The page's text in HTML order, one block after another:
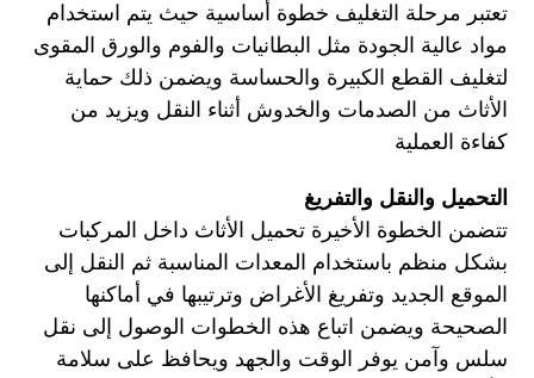
تعتبر مرحلة التغليف خطوة أساسية حيث يتم استخدام
مواد عالية الجودة مثل البطانيات والفوم والورق المقوى
لتغليف القطع الكبيرة والحساسة ويضمن ذلك حماية
الأثاث من الصدمات والخدوش أثناء النقل ويزيد من
كفاءة العملية
التحميل والنقل والتفريغ
تتضمن الخطوة الأخيرة تحميل الأثاث داخل المركبات
بشكل منظم باستخدام المعدات المناسبة ثم النقل إلى
الموقع الجديد وتفريغ الأغراض وترتيبها في أماكنها
الصحيحة ويضمن اتباع هذه الخطوات الوصول إلى نقل
سلس وآمن يوفر الوقت والجهد ويحافظ على سلامة